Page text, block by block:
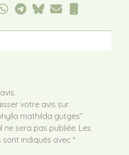
votre avis sur
mathilda gutges”
sera pas publiée. Les
indiqués avec *